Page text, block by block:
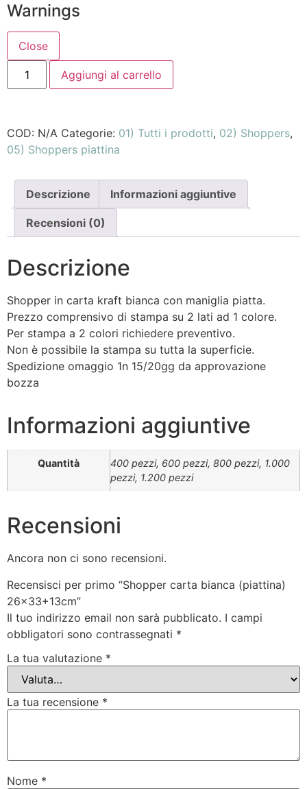
Warnings
Aggiungi al carrello
COD: N/A Categorie: 01) Tutti i prodotti, 02) Shoppers,
05) Shoppers piattina
Descrizione Informazioni aggiuntive
Recensioni (0)
Descrizione
Shopper in carta kraft bianca con maniglia piatta.
Prezzo comprensivo di stampa su 2 lati ad 1 colore.
Per stampa a 2 colori richiedere preventivo.
Non è possibile la stampa su tutta la superficie.
Spedizione omaggio 1n 15/20gg da approvazione
bozza
Informazioni aggiuntive
Quantità
400 pezzi, 600 pezzi, 800 pezzi, 1.000
pezzi, 1.200 pezzi
Recensioni
Ancora non ci sono recensioni.
Recensisci per primo “Shopper carta bianca (piattina)
26×33+13cm”
Il tuo indirizzo email non sarà pubblicato. I campi
obbligatori sono contrassegnati *
La tua valutazione *
La tua recensione *
Nome *